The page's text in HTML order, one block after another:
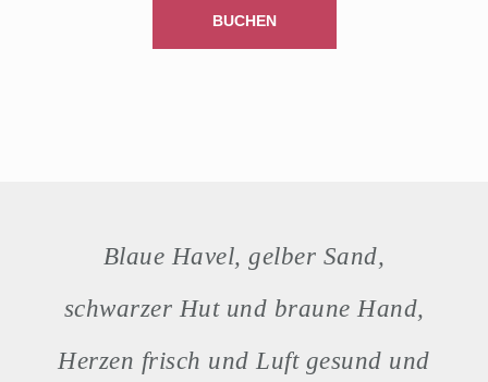
BUCHEN
Blaue Havel, gelber Sand,
schwarzer Hut und braune Hand,
Herzen frisch und Luft gesund und